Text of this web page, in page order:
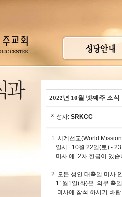
2022년 10월 넷째주 소식
작성자: SRKCC
1. 세계선교(World
. 일시 : 10월 22일(토) -
. 미사 에 2차 헌금이 있습
2. 모든 성인 대축일 미사
. 11월1일(화)은 의무 축
미사에 참석 하시기 바랍